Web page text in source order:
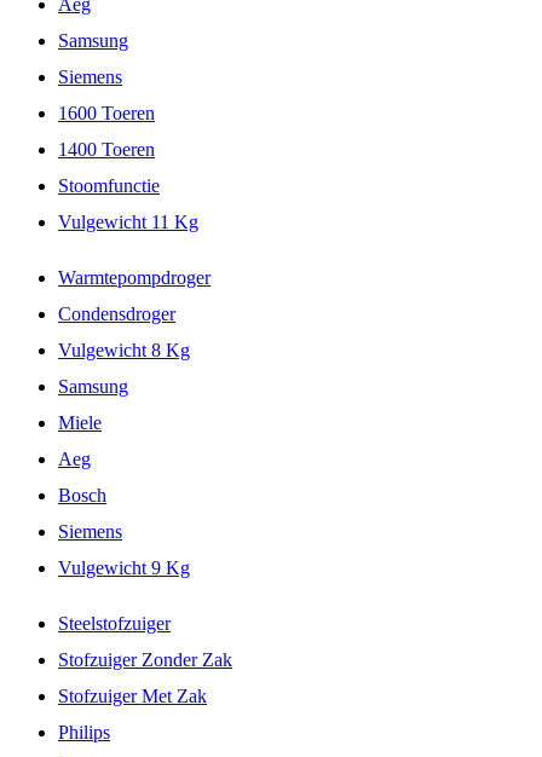
Aeg
Samsung
Siemens
1600 Toeren
1400 Toeren
Stoomfunctie
Vulgewicht 11 Kg
Warmtepompdroger
Condensdroger
Vulgewicht 8 Kg
Samsung
Miele
Aeg
Bosch
Siemens
Vulgewicht 9 Kg
Steelstofzuiger
Stofzuiger Zonder Zak
Stofzuiger Met Zak
Philips